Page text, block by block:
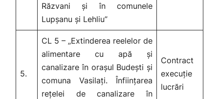
Răzvani și în comunele
Lupșanu și Lehliu”
5.
CL 5 – „Extinderea reelelor de
alimentare cu apă și
canalizare în orașul Budești și
comuna Vasilați. Înființarea
rețelei de canalizare în
Contract
execuție
lucrări